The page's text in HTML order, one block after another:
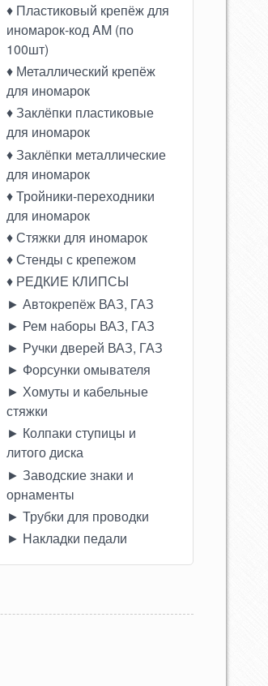
♦ Пластиковый крепёж для
иномарок-код AM (по
100шт)
♦ Металлический крепёж
для иномарок
♦ Заклёпки пластиковые
для иномарок
♦ Заклёпки металлические
для иномарок
♦ Тройники-переходники
для иномарок
♦ Стяжки для иномарок
♦ Стенды с крепежом
♦ РЕДКИЕ КЛИПСЫ
► Автокрепёж ВАЗ, ГАЗ
► Рем наборы ВАЗ, ГАЗ
► Ручки дверей ВАЗ, ГАЗ
► Форсунки омывателя
► Хомуты и кабельные
стяжки
► Колпаки ступицы и
литого диска
► Заводские знаки и
орнаменты
► Трубки для проводки
► Накладки педали